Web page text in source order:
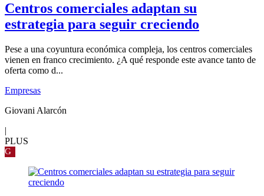
Centros comerciales adaptan su
estrategia para seguir creciendo
Pese a una coyuntura económica compleja, los centros comerciales
vienen en franco crecimiento. ¿A qué responde este avance tanto de
oferta como d...
Empresas
Giovani Alarcón
|
PLUS
G